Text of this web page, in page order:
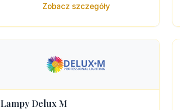
Zobacz szczegóły
Lampy Delux M